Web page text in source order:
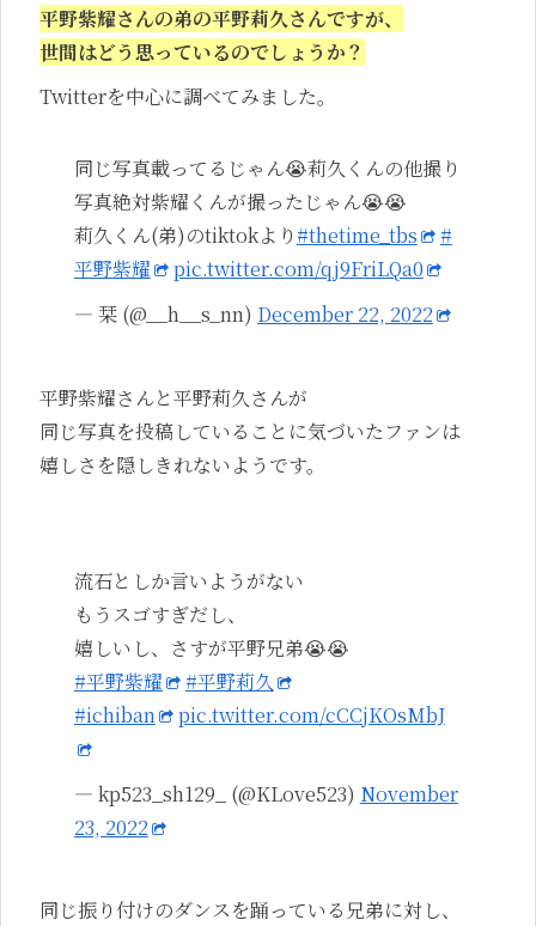
平野紫耀さんの弟の平野莉久さんですが、
世間はどう思っているのでしょうか？
Twitterを中心に調べてみました。
同じ写真載ってるじゃん😭莉久くんの他撮り
写真絶対紫耀くんが撮ったじゃん😭😭
莉久くん(弟)のtiktokより #thetime_tbs
#
平野紫耀
pic.twitter.com/qj9FriLQa0
— 栞 (@__h__s_nn) December 22, 2022
平野紫耀さんと平野莉久さんが
同じ写真を投稿していることに気づいたファンは
嬉しさを隠しきれないようです。
流石としか言いようがない
もうスゴすぎだし、
嬉しいし、さすが平野兄弟😭😭
#平野紫耀
#平野莉久
#ichiban
pic.twitter.com/cCCjKOsMbJ
— kp523_sh129_ (@KLove523) November
23, 2022
同じ振り付けのダンスを踊っている兄弟に対し、